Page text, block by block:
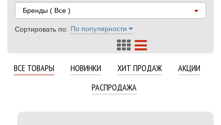
Бренды ( Все )
Сортировать по: По популярности
ВСЕ ТОВАРЫ НОВИНКИ ХИТ ПРОДАЖ
АКЦИИ
РАСПРОДАЖА